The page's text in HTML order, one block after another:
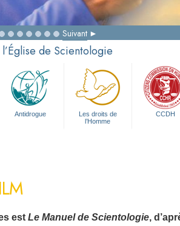
Suivant
de Scientologie
Antidrogue
Les droits de
l’Homme
CCDH
est Le Manuel de Scientologie,